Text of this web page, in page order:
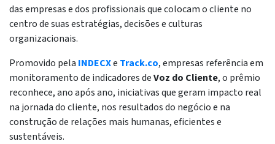
das empresas e dos profissionais que colocam o cliente no
centro de suas estratégias, decisões e culturas
organizacionais.
Promovido pela INDECXe Track.co, empresas referência em
monitoramento de indicadores deVoz do Cliente, o prêmio
reconhece, ano após ano, iniciativas que geram impacto real
na jornada do cliente, nos resultados do negócio e na
construção de relações mais humanas, eficientes e
sustentáveis.